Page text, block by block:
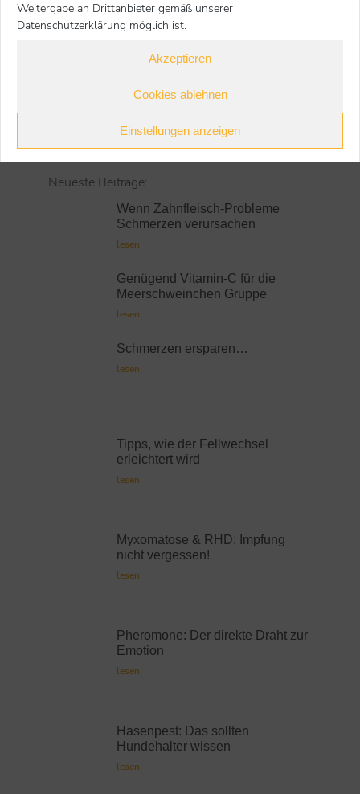
Weitergabe an Drittanbieter gemäß unserer
Datenschutzerklärung möglich ist.
Akzeptieren
Cookies ablehnen
Einstellungen anzeigen
Nächster Beitrag
zurück
Heimtiere
Neueste Beiträge:
Wenn Zahnfleisch-Probleme
Schmerzen verursachen
lesen
Genügend Vitamin-C für die
Meerschweinchen Gruppe
lesen
Schmerzen ersparen…
lesen
Tipps, wie der Fellwechsel
erleichtert wird
lesen
Myxomatose & RHD: Impfung
nicht vergessen!
lesen
Pheromone: Der direkte Draht zur
Emotion
lesen
Hasenpest: Das sollten
Hundehalter wissen
lesen